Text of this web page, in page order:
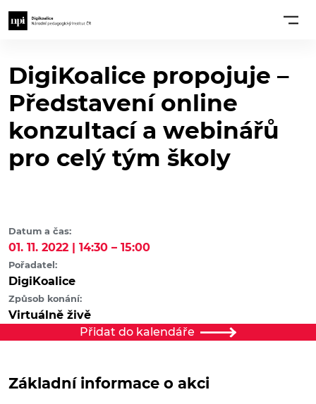
DigiKoalice propojuje –
Představení online
konzultací a webinářů
pro celý tým školy
Datum a čas:
01. 11. 2022 | 14:30 – 15:00
Pořadatel:
DigiKoalice
Způsob konání:
Virtuálně živě
Přidat do kalendáře
Základní informace o akci